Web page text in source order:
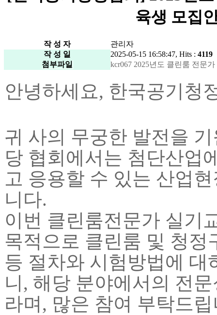
육생 모집
작 성 자
관리자
작 성 일
2025-05-15 16:58:47, Hits : 4119
첨부파일
kcr067 2025년도 클린룸 전문
안녕하세요, 한국공기청
귀 사의 무궁한 발전을
당 협회에서는 첨단산업
고 응용할 수 있는 산업
니다.
이번 클린룸전문가 실기
목적으로 클린룸 및 청
등 절차와 시험방법에
니 , 해당 분야에서의 전
라며, 많은 참여 부탁드